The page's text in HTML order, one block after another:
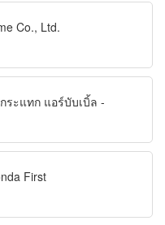
Co., Ltd.
ระแทก แอร์บับเบิ้ล -
First